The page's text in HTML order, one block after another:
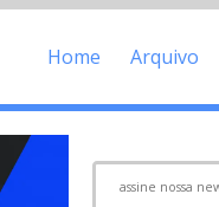
Home Arquivo